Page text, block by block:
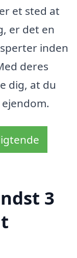
et sted at
er det en
inden
deres
dig, at du
3